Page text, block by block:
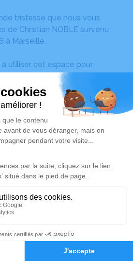
Hommages
tristesse que nous vous
de Christian NOBLE survenu
à Marseille.
à utiliser cet espace pour
partager des photos
ou exprimer vos pensées
ou des textes. Cet endroit
dédié à honorer la
NOBLE.
d’arbre hommage est
Je rends hommage
Cœur-de-Jesus de